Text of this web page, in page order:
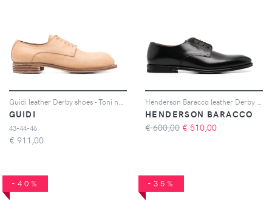
GUIDI
43-44-46
€ 911,00
HENDERSON BARACCO
€ 600,00 € 510,00
-40% -35%